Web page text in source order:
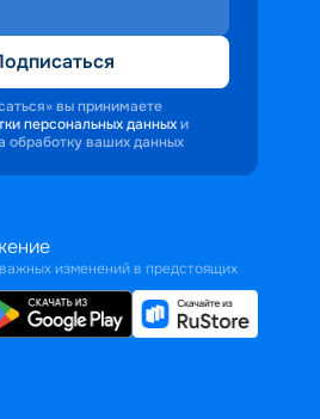
вы принимаете
персональных данных и
обработку ваших данных
изменений в предстоящих